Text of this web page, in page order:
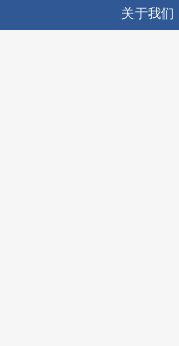
关于我们